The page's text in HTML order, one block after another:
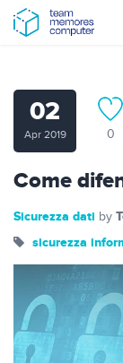
02
Apr 2019 0
Come
Sicurezza dati by
sicurezza